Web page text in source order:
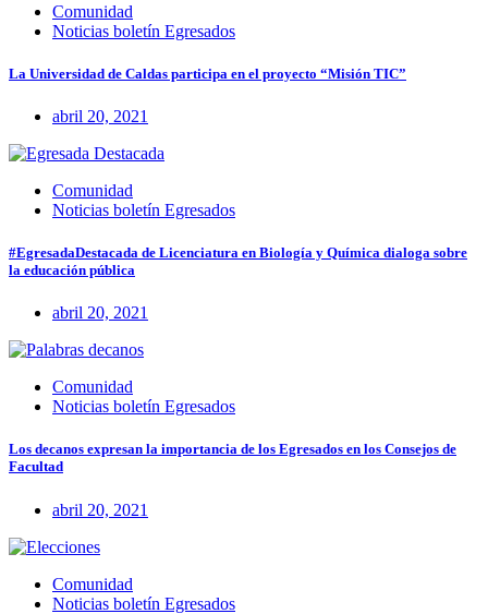
Comunidad
Noticias boletín Egresados
La Universidad de Caldas participa en el proyecto “Misión TIC”
abril 20, 2021
Comunidad
Noticias boletín Egresados
#EgresadaDestacada de Licenciatura en Biología y Química dialoga sobre
la educación pública
abril 20, 2021
Comunidad
Noticias boletín Egresados
Los decanos expresan la importancia de los Egresados en los Consejos de
Facultad
abril 20, 2021
Comunidad
Noticias boletín Egresados